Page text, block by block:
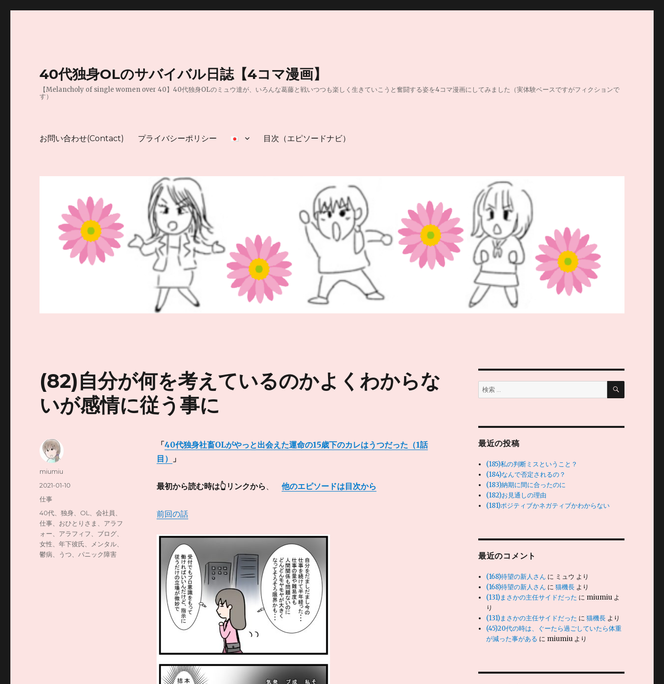
40代独身OLのサバイバル日誌【4コマ漫画】
【Melancholy of single women over 40】40代独身OLのミュウ達が、いろんな葛藤と戦いつつも楽しく生きていこうと奮闘する姿を4コマ漫画にしてみました（実体験ベースですがフィクションで
す）
お問い合わせ(Contact) プライバシーポリシー 目次（エピソードナビ）
(82)自分が何を考えているのかよくわからな
いが感情に従う事に
「40代独身社畜OLがやっと出会えた運命の15歳下のカレはうつだった（1話
目）
」
最初から読む時は👆リンクから 、 他のエピソードは目次から
前回の話
投
miumiu
投
稿
2021-01-10
カ
ゴ
ー
仕事
タ
グ
40代、独身、OL、会社員、
仕事、おひとりさま、アラフ
ォー、アラフィフ、ブログ、
女性、年下彼氏、メンタル、
鬱病、うつ、パニック障害
検
索:
検
最近の投稿
(185)私の判断ミスということ？
(184)なんで否定されるの？
(183)納期に間に合ったのに
(182)お見通しの理由
(181)ポジティブかネガティブかわからない
最近のコメント
(168)待望の新人さん に ミュウ より
(168)待望の新人さん に猫機長 より
(131)まさかの主任サイドだった に miumiu よ
り
(131)まさかの主任サイドだった に猫機長 より
(45)20代の時は、ぐーたら過ごしていたら体重
が減った事がある に miumiu より